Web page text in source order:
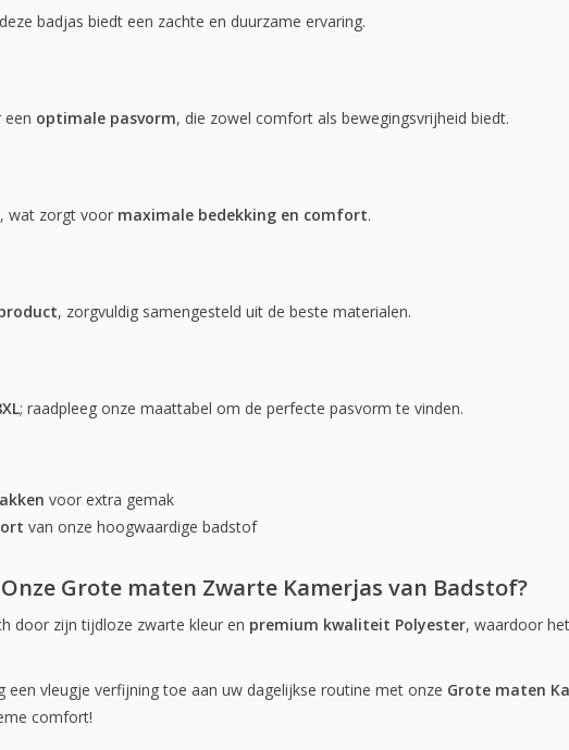
badjas biedt een zachte en duurzame ervaring.
optimale pasvorm, die zowel comfort als bewegingsvrijheid biedt.
wat zorgt voor maximale bedekking en comfort.
, zorgvuldig samengesteld uit de beste materialen.
; raadpleeg onze maattabel om de perfecte pasvorm te vinden.
voor extra gemak
van onze hoogwaardige badstof
Grote maten Zwarte Kamerjas van Badstof?
door zijn tijdloze zwarte kleur en premium kwaliteit Polyester, waardoor
een vleugje verfijning toe aan uw dagelijkse routine met onze Grote maten
comfort!